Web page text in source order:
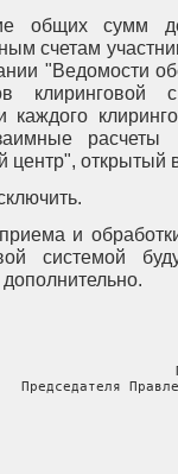
общих сумм
счетам
"Ведомости
каждого
расчеты
центр",
и
системой
Председателя